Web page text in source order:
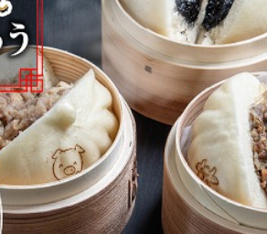
加工食品
セット（宮崎牛すき焼きまん3個・自慢の豚ま
グルメ お取り寄せ